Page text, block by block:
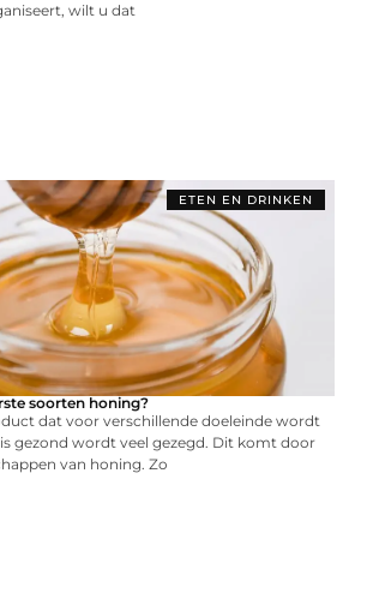
wilt u dat
ETEN EN DRINKEN
soorten honing?
dat voor verschillende doeleinde wordt
gezond wordt veel gezegd. Dit komt door
van honing. Zo